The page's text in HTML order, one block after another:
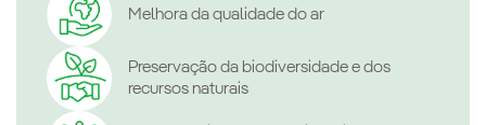
Melhora da qualidade do ar
Preservação da biodiversidade e dos
recursos naturais